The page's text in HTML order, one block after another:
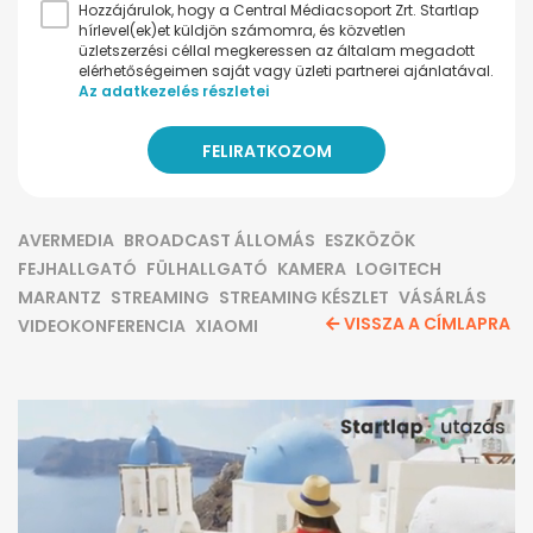
Hozzájárulok, hogy a Central Médiacsoport Zrt. Startlap
hírlevel(ek)et küldjön számomra, és közvetlen
üzletszerzési céllal megkeressen az általam megadott
elérhetőségeimen saját vagy üzleti partnerei ajánlatával.
Az adatkezelés részletei
AVERMEDIA BROADCAST ÁLLOMÁS ESZKÖZÖK
FEJHALLGATÓ FÜLHALLGATÓ KAMERA LOGITECH
MARANTZ STREAMING STREAMING KÉSZLET VÁSÁRLÁS
VIDEOKONFERENCIA XIAOMI VISSZA A CÍMLAPRA